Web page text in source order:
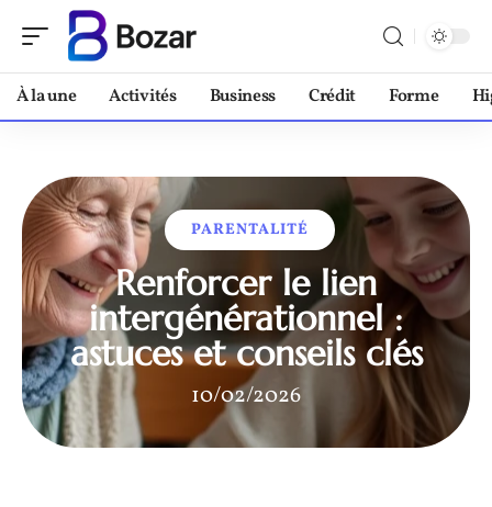
À la une Activités Business Crédit Forme
PARENTALITÉ
Renforcer le lien
intergénérationnel :
astuces et conseils clés
10/02/2026